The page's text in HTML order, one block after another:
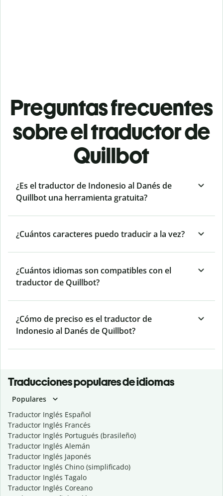
Preguntas frecuentes
sobre el traductor de
Quillbot
¿Es el traductor de Indonesio al Danés de
Quillbot una herramienta gratuita?
¿Cuántos caracteres puedo traducir a la vez?
¿Cuántos idiomas son compatibles con el
traductor de Quillbot?
¿Cómo de preciso es el traductor de
Indonesio al Danés de Quillbot?
Traducciones populares de idiomas
Populares
Traductor Inglés Español
Traductor Inglés Francés
Traductor Inglés Portugués (brasileño)
Traductor Inglés Alemán
Traductor Inglés Japonés
Traductor Inglés Chino (simplificado)
Traductor Inglés Tagalo
Traductor Inglés Coreano